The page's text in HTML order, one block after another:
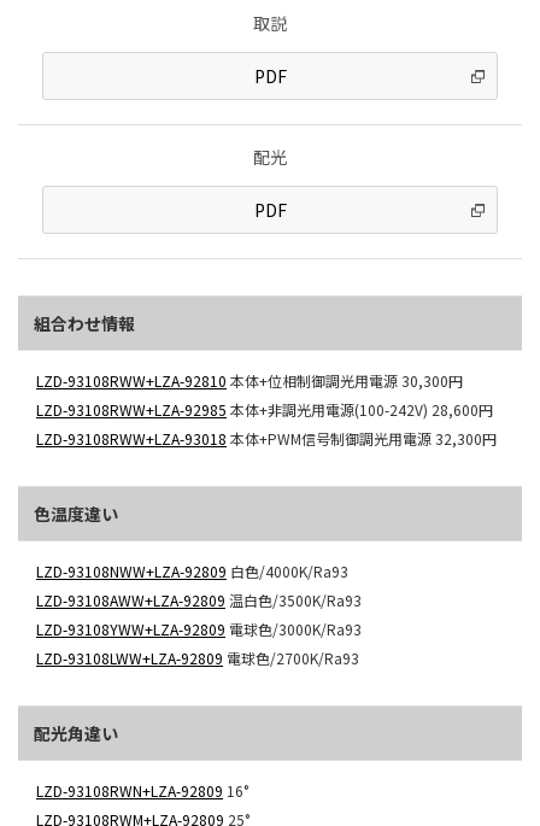
取説
PDF
配光
PDF
組合わせ情報
LZD-93108RWW+LZA-92810 本体+位相制御調光用電源30,300円
LZD-93108RWW+LZA-92985 本体+非調光用電源(100-242V) 28,600円
LZD-93108RWW+LZA-93018 本体+PWM信号制御調光用電源32,300円
色温度違い
LZD-93108NWW+LZA-92809 白色/4000K/Ra93
LZD-93108AWW+LZA-92809 温白色/3500K/Ra93
LZD-93108YWW+LZA-92809 電球色/3000K/Ra93
LZD-93108LWW+LZA-92809 電球色/2700K/Ra93
配光角違い
LZD-93108RWN+LZA-92809 16°
LZD-93108RWM+LZA-92809 25°